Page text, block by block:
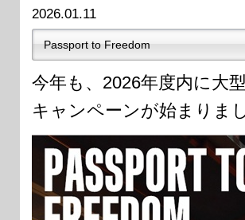
2026.01.11
Passport to Freedom
今年も、2026年度内に大
キャンペーンが始まりま